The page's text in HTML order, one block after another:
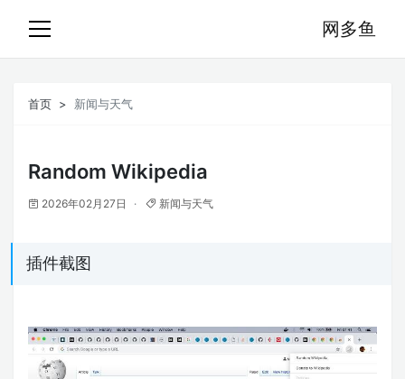
网多鱼
首页 新闻与天气
Random Wikipedia
2026年02月27日 新闻与天气
插件截图